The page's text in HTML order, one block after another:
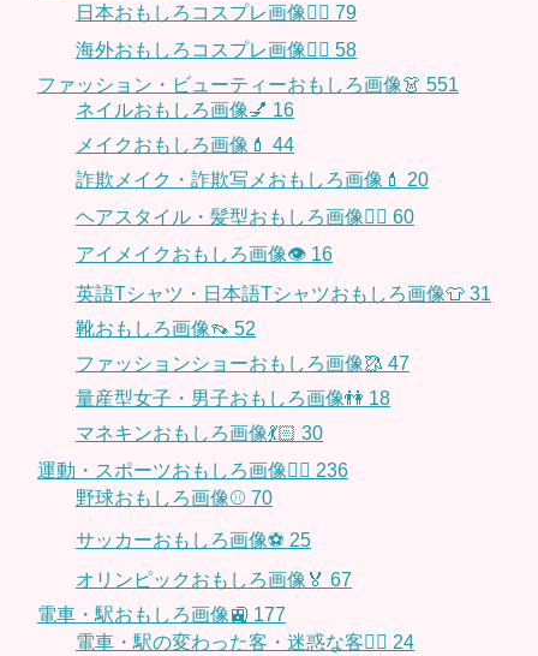
日本おもしろコスプレ画像🧝‍♀️ 79
海外おもしろコスプレ画像🧝‍♂️ 58
ファッション・ビューティーおもしろ画像👗 551
ネイルおもしろ画像💅 16
メイクおもしろ画像💄 44
詐欺メイク・詐欺写メおもしろ画像💄 20
ヘアスタイル・髪型おもしろ画像👱‍♀️ 60
アイメイクおもしろ画像👁 16
英語Tシャツ・日本語Tシャツおもしろ画像👕 31
靴おもしろ画像👡 52
ファッションショーおもしろ画像🥻 47
量産型女子・男子おもしろ画像👫 18
マネキンおもしろ画像💃🏻 30
運動・スポーツおもしろ画像🏃‍♂️ 236
野球おもしろ画像⚾ 70
サッカーおもしろ画像⚽️ 25
オリンピックおもしろ画像🏅 67
電車・駅おもしろ画像🚉 177
電車・駅の変わった客・迷惑な客🤦‍♀️ 24